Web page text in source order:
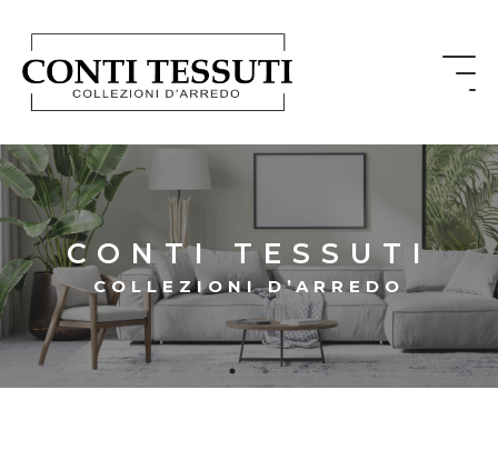
CONTI TESSUTI
COLLEZIONI D’ARREDO